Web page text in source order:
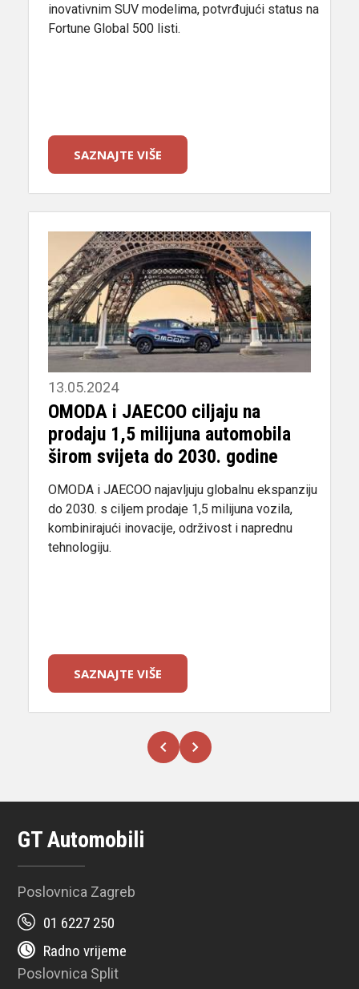
inovativnim SUV modelima, potvrđujući status na
Fortune Global 500 listi.
SAZNAJTE VIŠE
13.05.2024
OMODA i JAECOO ciljaju na
prodaju 1,5 milijuna automobila
širom svijeta do 2030. godine
OMODA i JAECOO najavljuju globalnu ekspanziju
do 2030. s ciljem prodaje 1,5 milijuna vozila,
kombinirajući inovacije, održivost i naprednu
tehnologiju.
SAZNAJTE VIŠE
GT Automobili
Poslovnica Zagreb
01 6227 250
Radno vrijeme
Poslovnica Split